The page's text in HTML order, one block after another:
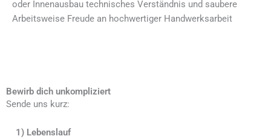
oder Innenausbau technisches Verständnis und saubere
Arbeitsweise Freude an hochwertiger Handwerksarbeit
Bewirb dich unkompliziert
Sende uns kurz:
1) Lebenslauf